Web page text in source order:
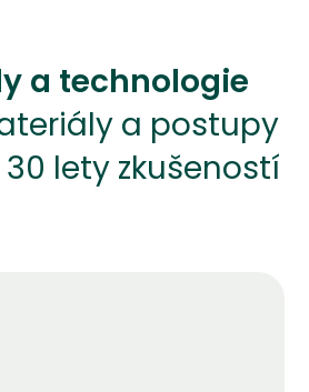
a technologie
a postupy
lety zkušeností